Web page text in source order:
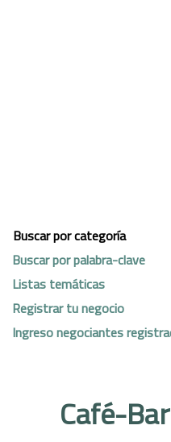
Buscar por categoría
Buscar por palabra-clave
Listas temáticas
Registrar tu negocio
Ingreso negociantes
Café-